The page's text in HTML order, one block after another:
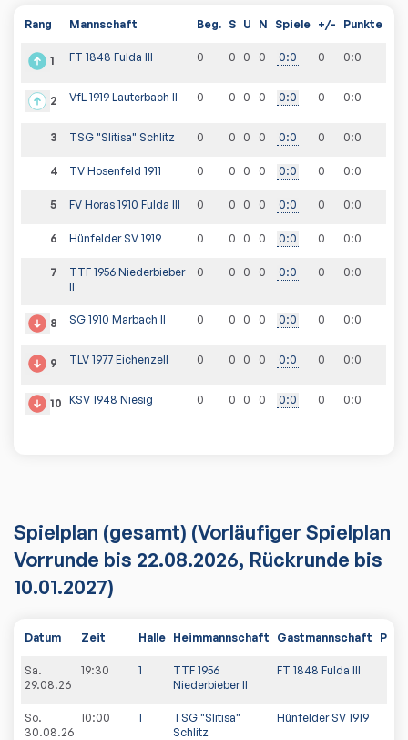
Rang Mannschaft Beg. S U N Spiele +/- Punkte
1 FT 1848 Fulda III 0 0 0 0 0:0 0 0:0
2 VfL 1919 Lauterbach II 0 0 0 0 0:0 0 0:0
3 TSG "Slitisa" Schlitz 0 0 0 0 0:0 0 0:0
4 TV Hosenfeld 1911 0 0 0 0 0:0 0 0:0
5 FV Horas 1910 Fulda III 0 0 0 0 0:0 0 0:0
6 Hünfelder SV 1919 0 0 0 0 0:0 0 0:0
7
TTF 1956 Niederbieber
II
0 0 0 0 0:0 0 0:0
8 SG 1910 Marbach II 0 0 0 0 0:0 0 0:0
9 TLV 1977 Eichenzell 0 0 0 0 0:0 0 0:0
10 KSV 1948 Niesig 0 0 0 0 0:0 0 0:0
Spielplan (gesamt) (Vorläufiger Spielplan
Vorrunde bis 22.08.2026, Rückrunde bis
10.01.2027)
Datum Zeit Halle Heimmannschaft Gastmannschaft PDF
Sa.
29.08.26
19:30 1
TTF 1956
Niederbieber II
FT 1848 Fulda III
So.
30.08.26
10:00 1
TSG "Slitisa"
Schlitz
Hünfelder SV 1919